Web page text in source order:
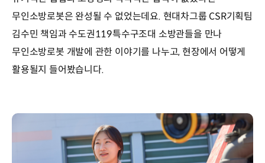
무인소방로봇은 완성될 수 없었는데요. 현대차그룹 CSR기획팀
김수민 책임과 수도권119특수구조대 소방관들을 만나
무인소방로봇 개발에 관한 이야기를 나누고, 현장에서 어떻게
활용될지 들어봤습니다.